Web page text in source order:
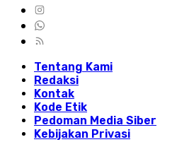
Tentang Kami
Redaksi
Kontak
Kode Etik
Pedoman Media Siber
Kebijakan Privasi